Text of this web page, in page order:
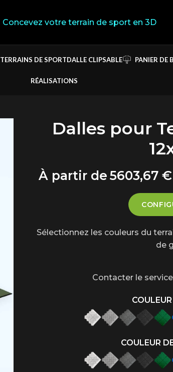
Concevez votre terrain de sport en 3D
TERRAINS DE SPORTDALLE CLIPSABLE PANIER DE
RÉALISATIONS
Dalles pour
5603,67 €
Sélectionnez les couleurs du
de
Contacter le
COULEUR